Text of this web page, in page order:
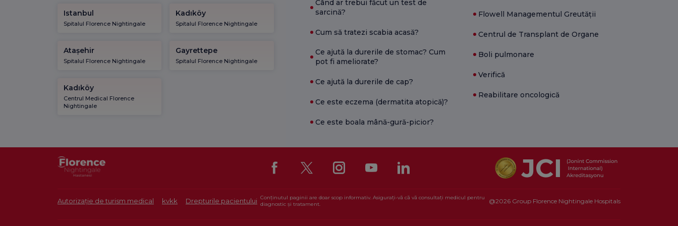
Istanbul
Spitalul Florence Nightingale
Kadıköy
Spitalul Florence Nightingale
Atașehir
Spitalul Florence Nightingale
Gayrettepe
Spitalul Florence Nightingale
Kadıköy
Centrul Medical Florence
Nightingale
Când ar trebui făcut un test de
sarcină?
Cum să tratezi scabia acasă?
Ce ajută la durerile de stomac? Cum
pot fi ameliorate?
Ce ajută la durerile de cap?
Ce este eczema (dermatita atopică)?
Ce este boala mână-gură-picior?
Flowell Managementul Greutății
Centrul de Transplant de Organe
Boli pulmonare
Verifică
Reabilitare oncologică
Autorizație de turism medical kvkk Drepturile pacientului Conținutul paginii are doar scop informativ. Asigurați-vă că vă consultați medicul pentru
diagnostic și tratament.
@2026 Group Florence Nightingale Hospitals